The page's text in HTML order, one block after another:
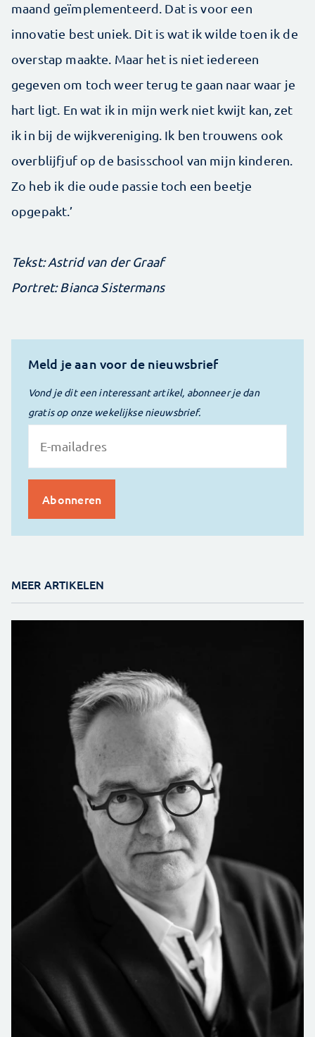
maand geïmplementeerd. Dat is voor een
innovatie best uniek. Dit is wat ik wilde toen ik de
overstap maakte. Maar het is niet iedereen
gegeven om toch weer terug te gaan naar waar je
hart ligt. En wat ik in mijn werk niet kwijt kan, zet
ik in bij de wijkvereniging. Ik ben trouwens ook
overblijfjuf op de basisschool van mijn kinderen.
Zo heb ik die oude passie toch een beetje
opgepakt.’
Tekst: Astrid van der Graaf
Portret: Bianca Sistermans
Meld je aan voor de nieuwsbrief
Vond je dit een interessant artikel, abonneer je dan
gratis op onze wekelijkse nieuwsbrief.
MEER ARTIKELEN